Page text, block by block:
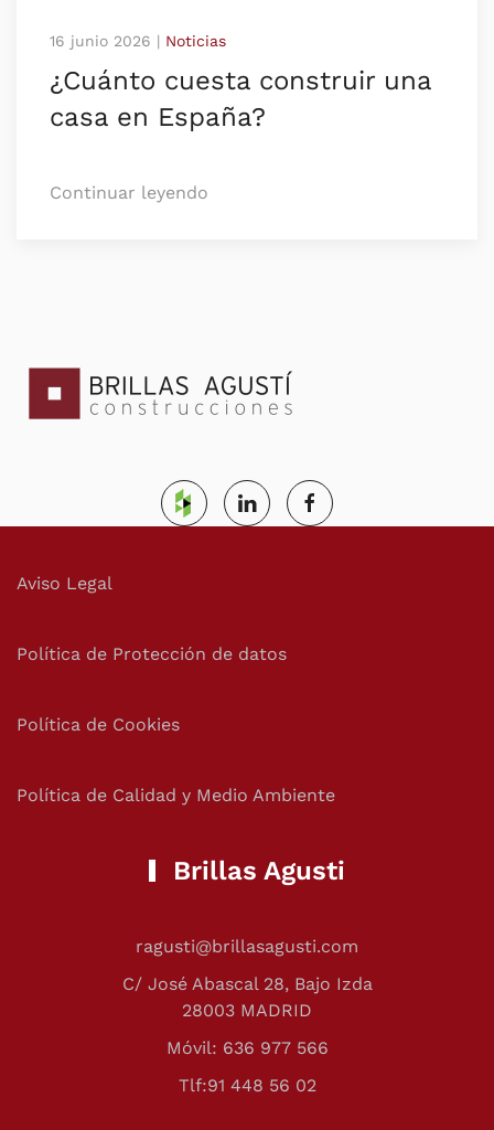
16 junio 2026 | Noticias
¿Cuánto cuesta construir una
casa en España?
Continuar leyendo
Aviso Legal
Política de Protección de datos
Política de Cookies
Política de Calidad y Medio Ambiente
Brillas Agusti
ragusti@brillasagusti.com
C/ José Abascal 28, Bajo Izda
28003 MADRID
Móvil: 636 977 566
Tlf:91 448 56 02